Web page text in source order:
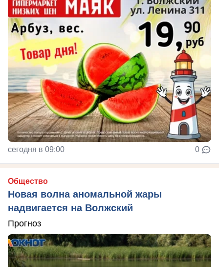
сегодня в 09:00 0
Общество
Новая волна аномальной жары
надвигается на Волжский
Прогноз